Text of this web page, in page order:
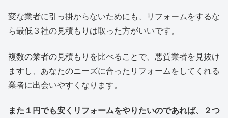
変な業者に引っ掛からないためにも、リフォームをするな
ら最低３社の見積もりは取った方がいいです。
複数の業者の見積もりを比べることで、悪質業者を見抜け
ますし、あなたのニーズに合ったリフォームをしてくれる
業者に出会いやすくなります。
また１円でも安くリフォームをやりたいのであれば、２つ